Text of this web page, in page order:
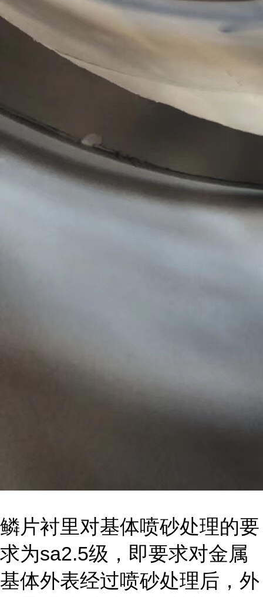
鳞片衬里对基体喷砂处理的要
求为sa2.5级，即要求对金属
基体外表经过喷砂处理后，外